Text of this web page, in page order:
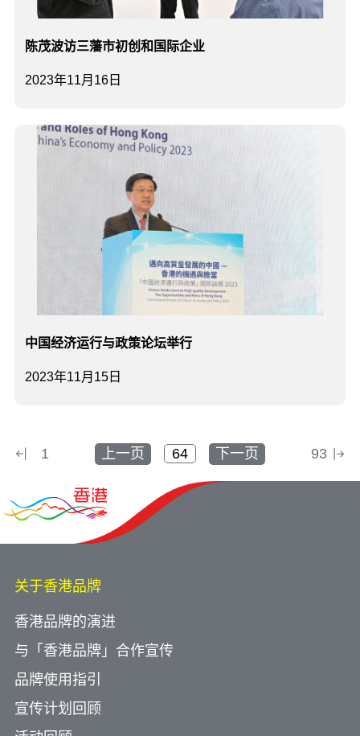
2023年11月16日
陈茂波访三藩市初创和国际企业
2023年11月15日
中国经济运行与政策论坛举行
1 上一页 下一页 93
关于香港品牌
香港品牌的演进
与「香港品牌」合作宣传
品牌使用指引
宣传计划回顾